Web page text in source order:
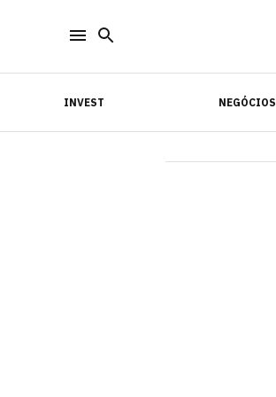
INVEST NEGÓCIOS
INVEST